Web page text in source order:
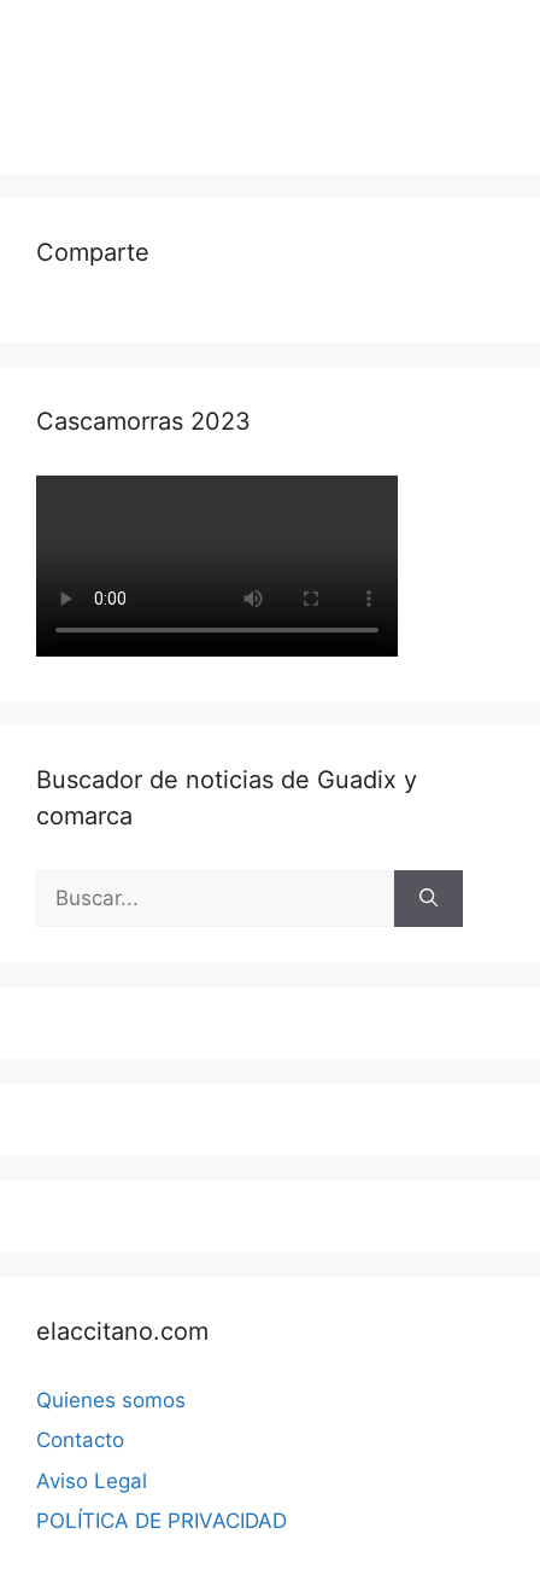
Comparte
Cascamorras 2023
Buscador de noticias de Guadix y
comarca
elaccitano.com
Quienes somos
Contacto
Aviso Legal
POLÍTICA DE PRIVACIDAD